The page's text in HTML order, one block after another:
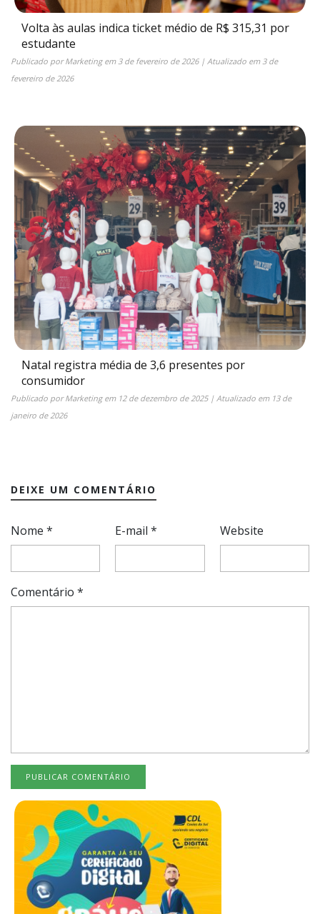
Volta às aulas indica ticket médio de R$ 315,31 por
estudante
Publicado porMarketingem3 de fevereiro de 2026| Atualizado em3 de
fevereiro de 2026
Natal registra média de 3,6 presentes por
consumidor
Publicado porMarketingem 12 de dezembro de 2025| Atualizado em 13 de
janeiro de 2026
DEIXE UM COMENTÁRIO
Nome * E-mail* Website
Comentário *